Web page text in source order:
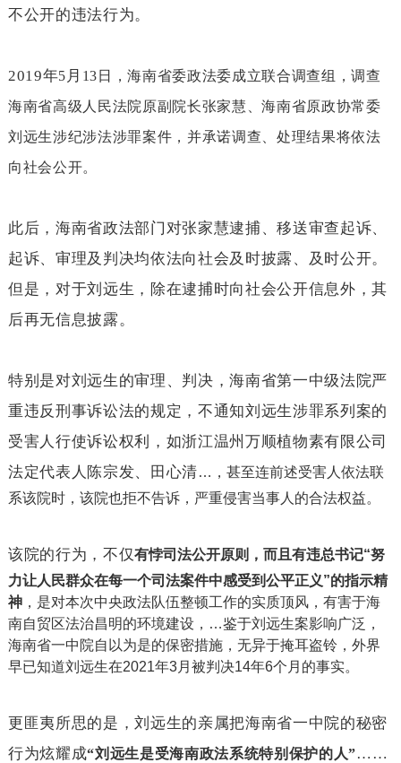
不公开的违法行为。
2019年5 月 13日，海南省委政法委成立联合调查组，调查
海南省高级人民法院原副院长张家慧、海南省原政协常委
刘远生涉纪涉法涉罪案件，并承诺调查、处理结果将依法
向社会公开。
此后，海南省政法部门对张家慧逮捕、移送审查起诉、
起诉、审理及判决均依法向社会及时披露、及时公开。
但是，对于刘远生，除在逮捕时向社会公开信息外，其
后再无信息披露。
特别是对刘远生的审理、判决，海南省第一中级法院严
重违反刑事诉讼法的规定，不通知刘远生涉罪系列案的
受害人行使诉讼权利，如浙江温州万顺植物素有限公司
法定代表人陈宗发、田心清…，甚至连前述受害人依法联
系该院时，该院也拒不告诉，严重侵害当事人的合法权益。
该院的行为，不仅有悖司法公开原则，而且有违总书记“努
力让人民群众在每一个司法案件中感受到公平正义”的指示精
神，是对本次中央政法队伍整顿工作的实质顶风，有害于海
南自贸区法治昌明的环境建设， …鉴于刘远生案影响广泛，
海南省一中院自以为是的保密措施，无异于掩耳盗铃，外界
早已知道刘远生在2021年3月被判决14年6个月的事实。
更匪夷所思的是，刘远生的亲属把海南省一中院的秘密
行为炫耀成“刘远生是受海南政法系统特别保护的人”……